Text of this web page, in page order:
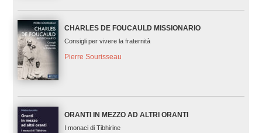
CHARLES DE FOUCAULD MISSIONARIO
Consigli per vivere la fraternità
Pierre Sourisseau
ORANTI IN MEZZO AD ALTRI ORANTI
I monaci di Tibhirine